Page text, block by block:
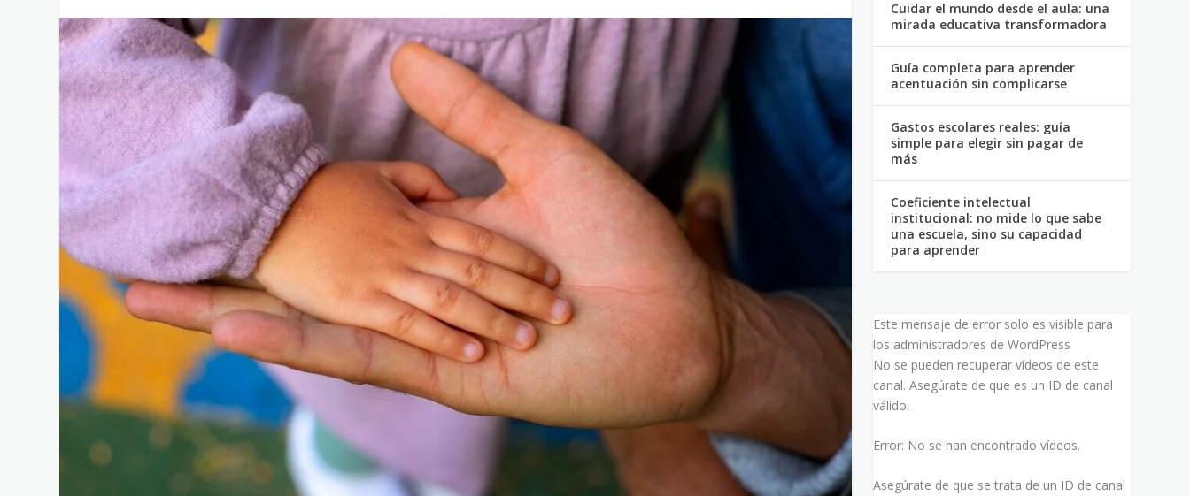
Cuidar el mundo desde el aula: una
mirada educativa transformadora
Guía completa para aprender
acentuación sin complicarse
Gastos escolares reales: guía
simple para elegir sin pagar de
más
Coeficiente intelectual
institucional: no mide lo que sabe
una escuela, sino su capacidad
para aprender
Este mensaje de error solo es visible para
los administradores de WordPress
No se pueden recuperar vídeos de este
canal. Asegúrate de que es un ID de canal
válido.
Error: No se han encontrado vídeos.
Asegúrate de que se trata de un ID de canal